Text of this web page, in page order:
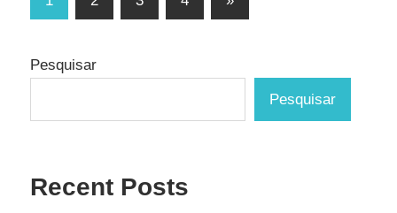
posts
Posts
Pesquisar
Pesquisar
Recent Posts